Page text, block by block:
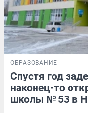
ОБРАЗОВАНИЕ
Спустя год
наконец-то
школы № 53 в